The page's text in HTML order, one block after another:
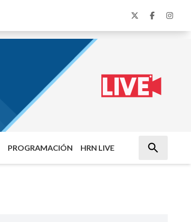
PROGRAMACIÓN HRN LIVE